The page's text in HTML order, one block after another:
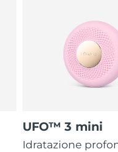
UFO™ 3 mini
Idratazione